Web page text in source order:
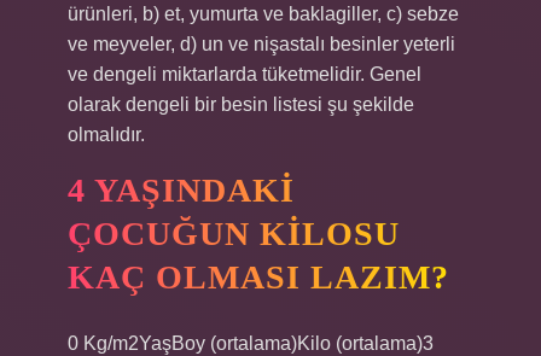
ürünleri, b) et, yumurta ve baklagiller, c) sebze
ve meyveler, d) un ve nişastalı besinler yeterli
ve dengeli miktarlarda tüketmelidir. Genel
olarak dengeli bir besin listesi şu şekilde
olmalıdır.
4 YAŞINDAKI
ÇOCUĞUN KILOSU
KAÇ OLMASI LAZIM?
0 Kg/m2YaşBoy (ortalama)Kilo (ortalama)3